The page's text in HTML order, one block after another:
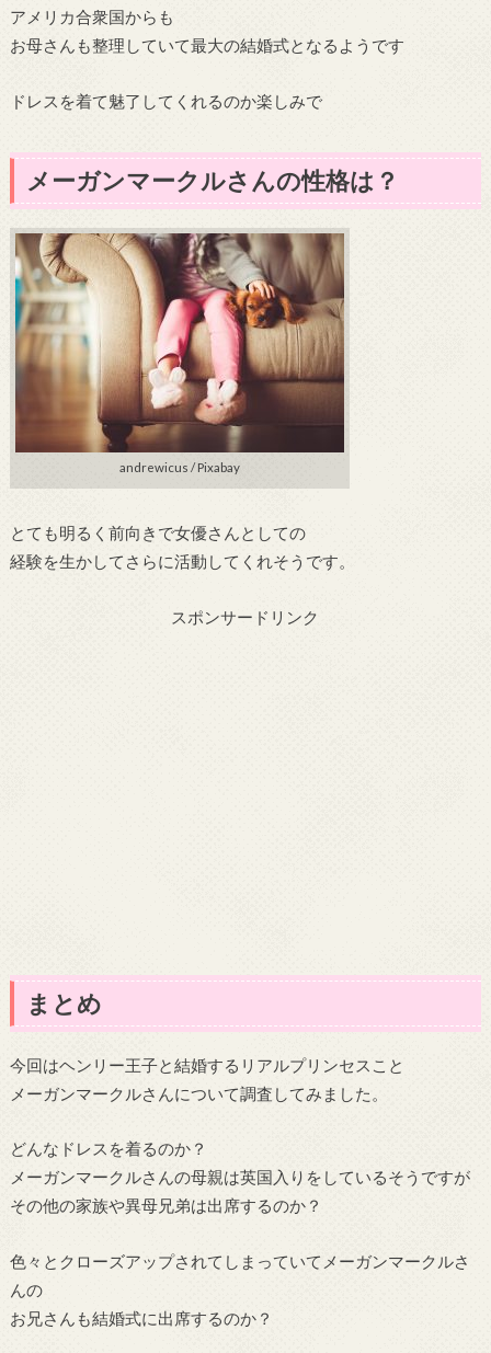
アメリカ合衆国からも
お母さんも整理していて最大の結婚式となるようです
ドレスを着て魅了してくれるのか楽しみで
メーガンマークルさんの性格は？
andrewicus / Pixabay
とても明るく前向きで女優さんとしての
経験を生かしてさらに活動してくれそうです。
スポンサードリンク
まとめ
今回はヘンリー王子と結婚するリアルプリンセスこと
メーガンマークルさんについて調査してみました。
どんなドレスを着るのか？
メーガンマークルさんの母親は英国入りをしているそうですが
その他の家族や異母兄弟は出席するのか？
色々とクローズアップされてしまっていてメーガンマークルさ
んの
お兄さんも結婚式に出席するのか？